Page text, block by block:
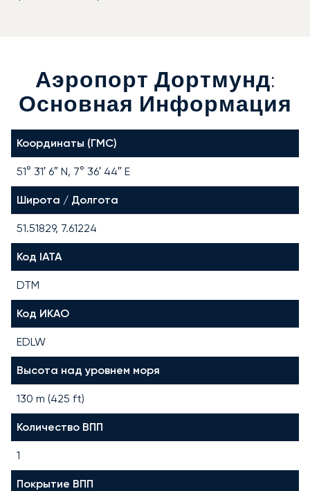
Аэропорт Дортмунд:
Основная Информация
Координаты (ГМС)
51° 31′ 6″ N, 7° 36′ 44″ E
Широта / Долгота
51.51829, 7.61224
Код IATA
DTM
Код ИКАО
EDLW
Высота над уровнем моря
130 m (425 ft)
Количество ВПП
1
Покрытие ВПП